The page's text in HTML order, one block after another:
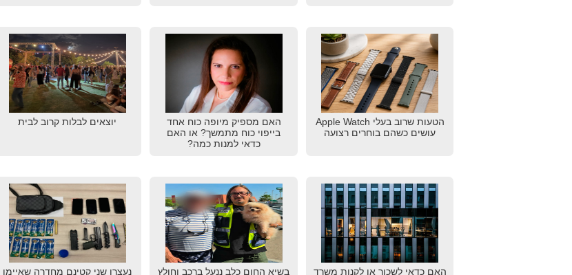
הטעות שרוב בעלי Apple Watch
עושים כשהם בוחרים רצועה
האם מספיק מיופה כוח אחד
בייפוי כוח מתמשך? או האם
כדאי למנות כמה?
יוצאים לבלות קרוב לבית
האם כדאי לשכור או לקנות משרד בשיא החום כלב ננעל ברכב וחולץ נעצרו שני קטינם מחדרה שאיימו